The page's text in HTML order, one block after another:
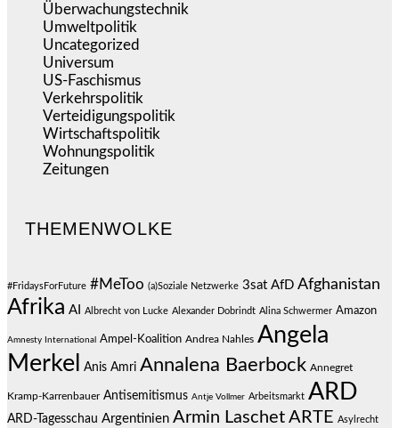
Überwachungstechnik
Umweltpolitik
Uncategorized
Universum
US-Faschismus
Verkehrspolitik
Verteidigungspolitik
Wirtschaftspolitik
Wohnungspolitik
Zeitungen
THEMENWOLKE
#FridaysForFuture #MeToo (a)Soziale Netzwerke 3sat AfD Afghanistan
Afrika AI Albrecht von Lucke Alexander Dobrindt Alina Schwermer Amazon
Amnesty International Ampel-Koalition Andrea Nahles Angela
Merkel
Anis Amri Annalena Baerbock Annegret
Kramp-Karrenbauer Antisemitismus Antje Vollmer Arbeitsmarkt ARD
ARD-Tagesschau Argentinien Armin Laschet ARTE Asylrecht